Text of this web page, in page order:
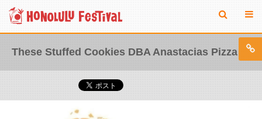
These Stuffed Cookies DBA Anastacias Pizza